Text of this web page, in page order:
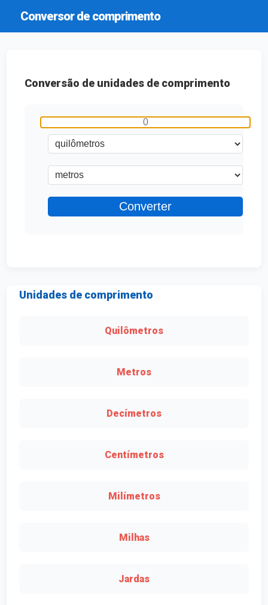
Conversor de comprimento
Conversão de unidades de comprimento
Unidades de comprimento
Quilômetros
Metros
Decímetros
Centímetros
Milímetros
Milhas
Jardas